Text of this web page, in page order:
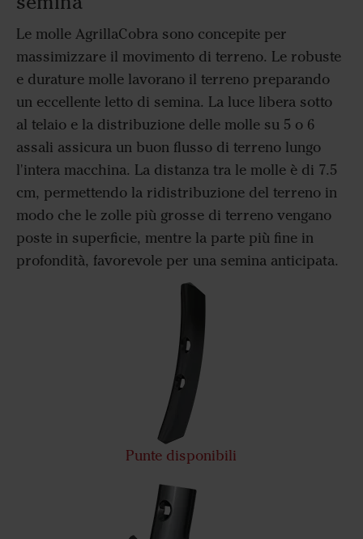
Le molle AgrillaCobra sono concepite per
massimizzare il movimento di terreno. Le robuste
e durature molle lavorano il terreno preparando
un eccellente letto di semina. La luce libera sotto
al telaio e la distribuzione delle molle su 5 o 6
assali assicura un buon flusso di terreno lungo
l'intera macchina. La distanza tra le molle è di 7.5
cm, permettendo la ridistribuzione del terreno in
modo che le zolle più grosse di terreno vengano
poste in superficie, mentre la parte più fine in
profondità, favorevole per una semina anticipata.
Punte disponibili